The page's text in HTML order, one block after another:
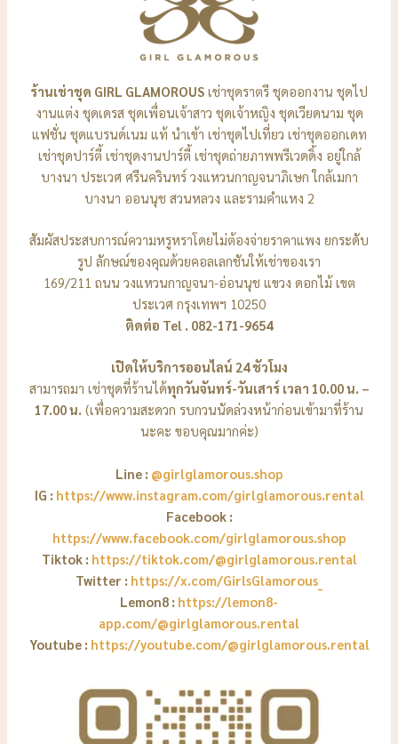
ร้านเช่าชุด GIRL GLAMOROUS เช่าชุดราตรี ชุดออกงาน ชุดไป
งานแต่ง ชุดเดรส ชุดเพื่อนเจ้าสาว ชุดเจ้าหญิง ชุดเวียดนาม ชุด
แฟชั่น ชุดแบรนด์เนม แท้ นำเข้า เช่าชุดไปเที่ยว เช่าชุดออกเดท
เช่าชุดปาร์ตี้ เช่าชุดงานปาร์ตี้ เช่าชุดถ่ายภาพพรีเวดดิ้ง อยู่ใกล้
บางนา ประเวศ ศรีนครินทร์ วงแหวนกาญจนาภิเษก ใกล้เมกา
บางนา ออนนุช สวนหลวง และรามคำแหง 2
สัมผัสประสบการณ์ความหรูหราโดยไม่ต้องจ่ายราคาแพง ยกระดับ
รูป ลักษณ์ของคุณด้วยคอลเลกชันให้เช่าของเรา
169/211 ถนน วงแหวนกาญจนา-อ่อนนุช แขวง ดอกไม้ เขต
ประเวศ กรุงเทพฯ 10250
ติดต่อ Tel . 082-171-9654
เปิดให้บริการออนไลน์ 24 ชัวโมง
สามารถมา เช่าชุดที่ร้านได้ทุกวันจันทร์-วันเสาร์ เวลา 10.00 น. –
17.00 น. (เพื่อความสะดวก รบกวนนัดล่วงหน้าก่อนเข้ามาที่ร้าน
นะคะ ขอบคุณมากค่ะ)
Line : @girlglamorous.shop
IG : https://www.instagram.com/girlglamorous.rental
Facebook :
https://www.facebook.com/girlglamorous.shop
Tiktok : https://tiktok.com/@girlglamorous.rental
Twitter : https://x.com/GirlsGlamorous_
Lemon8 : https://lemon8-
app.com/@girlglamorous.rental
Youtube : https://youtube.com/@girlglamorous.rental